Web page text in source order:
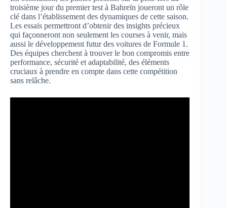
troisième jour du premier test à Bahreïn joueront un rôle
clé dans l’établissement des dynamiques de cette saison.
Les essais permettront d’obtenir des insights précieux
qui façonneront non seulement les courses à venir, mais
aussi le développement futur des voitures de Formule 1.
Des équipes cherchent à trouver le bon compromis entre
performance, sécurité et adaptabilité, des éléments
cruciaux à prendre en compte dans cette compétition
sans relâche.